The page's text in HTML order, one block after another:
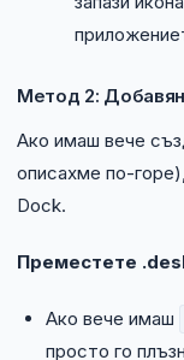
Метод 2:
Ако имаш вече
описахме по-
Dock.
Преместете
Ако вече имаш
просто го